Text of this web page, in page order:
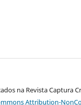
na Revista Captura
Attribution-